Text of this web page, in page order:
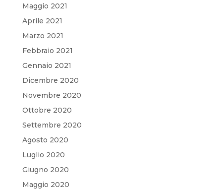
Maggio 2021
Aprile 2021
Marzo 2021
Febbraio 2021
Gennaio 2021
Dicembre 2020
Novembre 2020
Ottobre 2020
Settembre 2020
Agosto 2020
Luglio 2020
Giugno 2020
Maggio 2020